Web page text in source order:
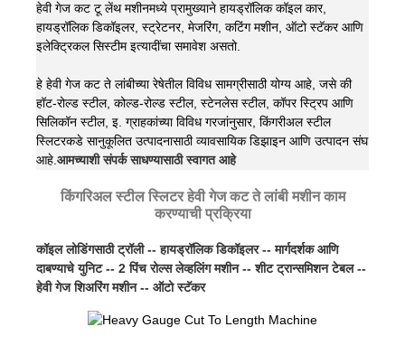
हेवी गेज कट टू लेंथ मशीनमध्ये प्रामुख्याने हायड्रॉलिक कॉइल कार,
हायड्रॉलिक डिकॉइलर, स्ट्रेटनर, मेजरिंग, कटिंग मशीन, ऑटो स्टॅकर आणि
इलेक्ट्रिकल सिस्टीम इत्यादींचा समावेश असतो.
हे हेवी गेज कट ते लांबीच्या रेषेतील विविध सामग्रीसाठी योग्य आहे, जसे की
हॉट-रोल्ड स्टील, कोल्ड-रोल्ड स्टील, स्टेनलेस स्टील, कॉपर स्ट्रिप आणि
सिलिकॉन स्टील, इ. ग्राहकांच्या विविध गरजांनुसार, किंगरीअल स्टील
स्लिटरकडे सानुकूलित उत्पादनासाठी व्यावसायिक डिझाइन आणि उत्पादन संघ
आहे. आमच्याशी संपर्क साधण्यासाठी स्वागत आहे
किंगरिअल स्टील स्लिटर हेवी गेज कट ते लांबी मशीन काम
करण्याची प्रक्रिया
कॉइल लोडिंगसाठी ट्रॉली -- हायड्रॉलिक डिकॉइलर -- मार्गदर्शक आणि
दाबण्याचे युनिट -- 2 पिंच रोल्स लेव्हलिंग मशीन -- शीट ट्रान्समिशन टेबल --
हेवी गेज शिअरिंग मशीन -- ऑटो स्टॅकर